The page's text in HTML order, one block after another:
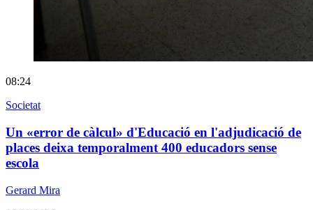
08:24
Societat
Un «error de càlcul» d'Educació en l'adjudicació de
places deixa temporalment 400 educadors sense
escola
Gerard Mira